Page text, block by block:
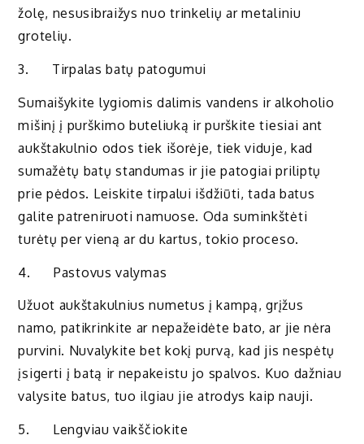
žolę, nesusibraižys nuo trinkelių ar metaliniu
grotelių.
3. Tirpalas batų patogumui
Sumaišykite lygiomis dalimis vandens ir alkoholio
mišinį į purškimo buteliuką ir purškite tiesiai ant
aukštakulnio odos tiek išorėje, tiek viduje, kad
sumažėtų batų standumas ir jie patogiai priliptų
prie pėdos. Leiskite tirpalui išdžiūti, tada batus
galite patreniruoti namuose. Oda suminkštėti
turėtų per vieną ar du kartus, tokio proceso.
4. Pastovus valymas
Užuot aukštakulnius numetus į kampą, grįžus
namo, patikrinkite ar nepažeidėte bato, ar jie nėra
purvini. Nuvalykite bet kokį purvą, kad jis nespėtų
įsigerti į batą ir nepakeistu jo spalvos. Kuo dažniau
valysite batus, tuo ilgiau jie atrodys kaip nauji.
5. Lengviau vaikščiokite